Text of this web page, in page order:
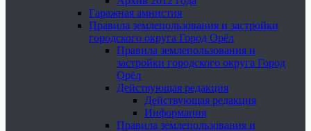
Гаражная амнистия
Правила землепользования и застройки
городского округа Город Орёл
Правила землепользования и
застройки городского округа Город
Орёл
Действующая редакция
Действующая редакция
Информация
Правила землепользования и